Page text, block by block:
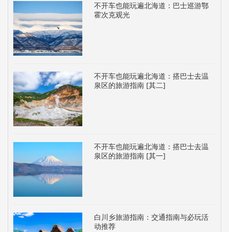
不开车也能玩遍北海道：巴士巡游鄂
霍次克观光
不开车也能玩遍北海道：搭巴士去温
泉区的旅游指南 [其二]
不开车也能玩遍北海道：搭巴士去温
泉区的旅游指南 [其一]
白川乡旅游指南：交通指南与必玩活
动推荐